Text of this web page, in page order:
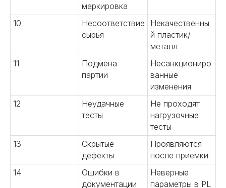
маркировка
10
Несоответствие
сырья
Некачественны
й пластик/
металл
11
Подмена
партии
Несанкциониро
ванные
изменения
12
Неудачные
тесты
Не проходят
нагрузочные
тесты
13
Скрытые
дефекты
Проявляются
после приемки
14
Ошибки в
документации
Неверные
параметры в PL